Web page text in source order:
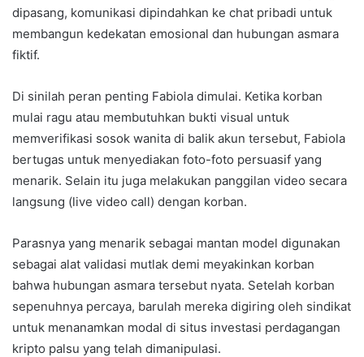
dipasang, komunikasi dipindahkan ke chat pribadi untuk
membangun kedekatan emosional dan hubungan asmara
fiktif.
Di sinilah peran penting Fabiola dimulai. Ketika korban
mulai ragu atau membutuhkan bukti visual untuk
memverifikasi sosok wanita di balik akun tersebut, Fabiola
bertugas untuk menyediakan foto-foto persuasif yang
menarik. Selain itu juga melakukan panggilan video secara
langsung (live video call) dengan korban.
Parasnya yang menarik sebagai mantan model digunakan
sebagai alat validasi mutlak demi meyakinkan korban
bahwa hubungan asmara tersebut nyata. Setelah korban
sepenuhnya percaya, barulah mereka digiring oleh sindikat
untuk menanamkan modal di situs investasi perdagangan
kripto palsu yang telah dimanipulasi.